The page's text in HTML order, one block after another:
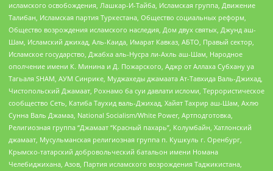
исламского освобождения, Лашкар-И-Тайба, Исламская группа, Движение
Талибан, Исламская партия Туркестана, Общество социальных реформ,
Общество возрождения исламского наследия, Дом двух святых, Джунд аш-
Шам, Исламский джихад, Аль-Каида, Имарат Кавказ, АБТО, Правый сектор,
Исламское государство, Джабха аль-Нусра ли-Ахль аш-Шам, Народное
ополчение имени К. Минина и Д. Пожарского, Аджр от Аллаха Субхану уа
Тагьаля SHAM, АУМ Синрике, Муджахеды джамаата Ат-Тавхида Валь-Джихад,
Чистопольский Джамаат, Рохнамо ба суи давлати исломи, Террористическое
сообщество Сеть, Катиба Таухид валь-Джихад, Хайят Тахрир аш-Шам, Ахлю
Сунна Валь Джамаа, National Socialism/White Power, Артподготовка,
Религиозная группа “Джамаат “Красный пахарь”, Колумбайн, Хатлонский
джамаат, Мусульманская религиозная группа п. Кушкуль г. Оренбург,
Крымско-татарский добровольческий батальон имени Номана
Челебиджихана, Азов, Партия исламского возрождения Таджикистана,